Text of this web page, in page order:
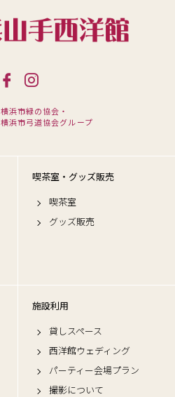
横浜市緑の協会・
横浜市弓道協会グループ
喫茶室・グッズ販売
喫茶室
グッズ販売
施設利用
貸しスペース
西洋館ウェディング
パーティー会場プラン
撮影について